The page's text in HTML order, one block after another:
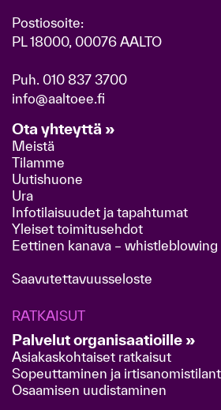
Postiosoite:
PL 18000, 00076 AALTO
Puh. 010 837 3700
info@aaltoee.fi
Ota yhteyttä »
Meistä
Tilamme
Uutishuone
Ura
Infotilaisuudet ja tapahtumat
Yleiset toimitusehdot
Eettinen kanava – whistleblowing
Saavutettavuusseloste
RATKAISUT
Palvelut organisaatioille »
Asiakaskohtaiset ratkaisut
Sopeuttaminen ja
Osaamisen uudistaminen